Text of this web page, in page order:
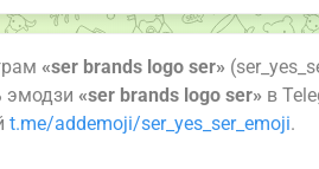
«ser brands logo ser»
эмодзи «ser brands logo ser» в
t.me/addemoji/ser_yes_ser_emoji.